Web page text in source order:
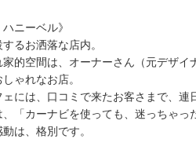
ニーベル》
るお洒落な店内。
的空間は、オーナーさん（元デザイ
ゃれなお店。
には、口コミで来たお客さまで、連
「カーナビを使っても、迷っちゃっ
は、格別です。